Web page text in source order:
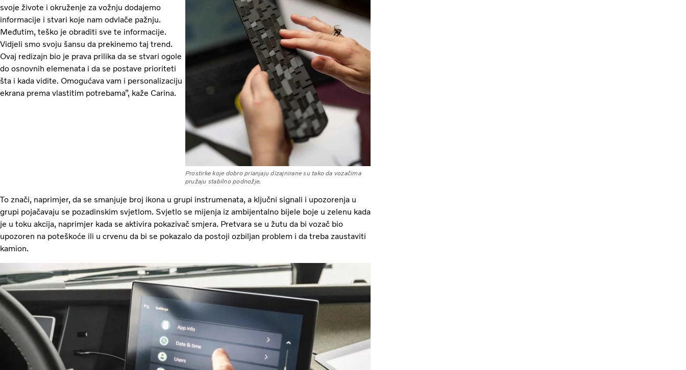
svoje živote i okruženje za vožnju dodajemo
informacije i stvari koje nam odvlače pažnju.
Međutim, teško je obraditi sve te informacije.
Vidjeli smo svoju šansu da prekinemo taj trend.
Ovaj redizajn bio je prava prilika da se stvari ogole
do osnovnih elemenata i da se postave prioriteti
šta i kada vidite. Omogućava vam i personalizaciju
ekrana prema vlastitim potrebama”, kaže Carina.
Prostirke koje dobro prianjaju dizajnirane su tako da vozačima
pružaju stabilno podnožje.
To znači, naprimjer, da se smanjuje broj ikona u grupi instrumenata, a ključni signali i upozorenja u
grupi pojačavaju se pozadinskim svjetlom. Svjetlo se mijenja iz ambijentalno bijele boje u zelenu kada
je u toku akcija, naprimjer kada se aktivira pokazivač smjera. Pretvara se u žutu da bi vozač bio
upozoren na poteškoće ili u crvenu da bi se pokazalo da postoji ozbiljan problem i da treba zaustaviti
kamion.